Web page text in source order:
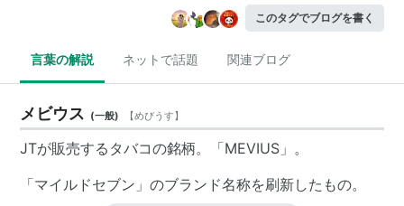
このタグでブログを書く
言葉の解説 ネットで話題 関連ブログ
メビウス (一般) 【めびうす】
JTが販売するタバコの銘柄。「MEVIUS」。
「マイルドセブン」のブランド名称を刷新したもの。